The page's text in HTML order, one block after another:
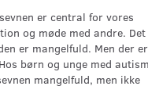
er central for vores
og møde med andre.
er mangelfuld. Men der
børn og unge med
mangelfuld, men ikke